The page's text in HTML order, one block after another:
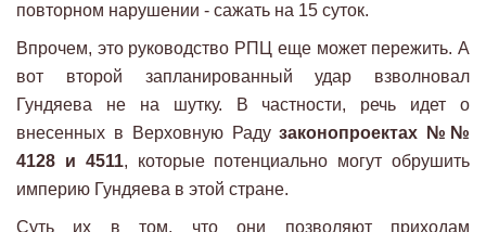
повторном нарушении - сажать на 15 суток.
Впрочем, это руководство РПЦ еще может пережить. А
вот второй запланированный удар взволновал
Гундяева не на шутку. В частности, речь идет о
внесенных в Верховную Радузаконопроектах №№
4128 и 4511, которые потенциально могут обрушить
империю Гундяева в этой стране.
Суть их в том, что они позволяют приходам